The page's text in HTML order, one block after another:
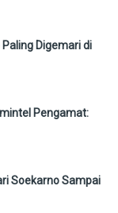
Digemari di
Pengamat:
Soekarno Sampai